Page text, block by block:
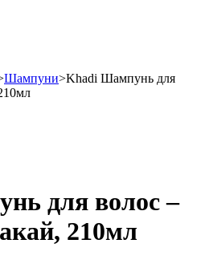
Шампуни>Khadi Шампунь для
для волос –
210мл